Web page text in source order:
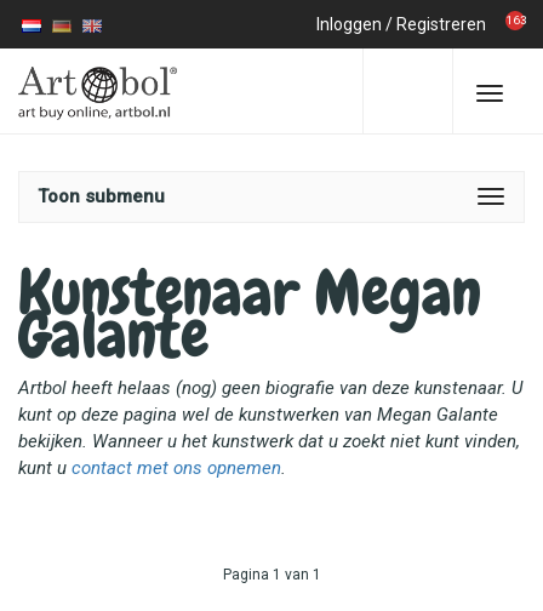
Inloggen / Registreren 163
Toon submenu
Kunstenaar Megan
Galante
Artbol heeft helaas (nog) geen biografie van deze kunstenaar. U
kunt op deze pagina wel de kunstwerken van Megan Galante
bekijken. Wanneer u het kunstwerk dat u zoekt niet kunt vinden,
kunt u contact met ons opnemen.
Pagina 1 van 1